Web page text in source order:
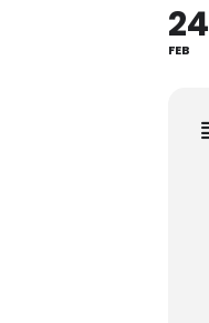
24
FEB